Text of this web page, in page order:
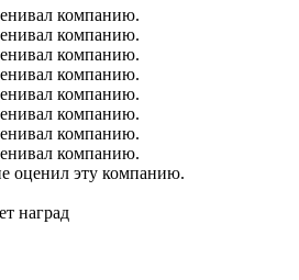
компанию.
компанию.
компанию.
компанию.
компанию.
компанию.
компанию.
компанию.
оценил эту компанию.
наград